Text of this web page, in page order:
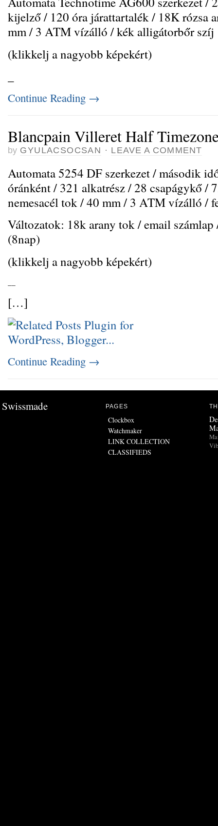
kijelző / 120 óra járattartalék / 18K rózsa
mm / 3 ATM vízálló / kék alligátorbőr szíj
(klikkelj a nagyobb képekért)
Continue Reading →
Blancpain Villeret Half
by GYULACSOCSAN · LEAVE A COMMENT
Automata 5254 DF szerkezet / második
óránként / 321 alkatrész / 28 csapágykő /
nemesacél tok / 40 mm / 3 ATM vízálló /
Változatok: 18k arany tok / email
(8nap)
(klikkelj a nagyobb képekért)
[…]
Continue Reading →
Swissmade PAGES
Clockbox
Watchmaker
LINK COLLECTION
CLASSIFIEDS